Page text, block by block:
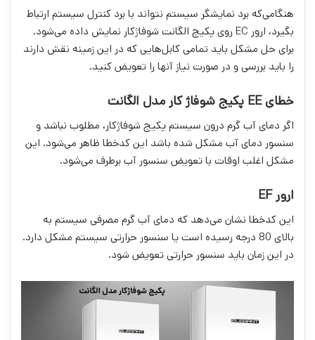
هنگامی‌که برد نمایشگر سیستم نتواند با برد کنترل سیستم ارتباط
بگیرد، ارور EC روی پکیج الگانت شوفاژکار نمایش داده می‌شود.
برای حل مشکل باید تمامی کابل‌هایی که در این زمینه نقش دارند
را باید بررسی و در صورت نیاز آنها را تعویض کنید.
خطای EE پکیج شوفاژ کار مدل الگانت
اگر دمای آب گرم درون سیستم پکیج شوفاژکار، مطلوب نباشد و
سنسور دمای آب مشکل شده باشد این کدخطا ظاهر می‌شود. این
مشکل اغلب اوقات با تعویض سنسور آب برطرف می‌شود.
ارور EF
این کدخطا نشان می‌دهد که دمای آب گرم مصرفی سیستم به
بالای 80 درجه رسیده است یا سنسور حرارتی سیستم مشکل دارد.
در این زمان باید سنسور حرارتی تعویض شود.